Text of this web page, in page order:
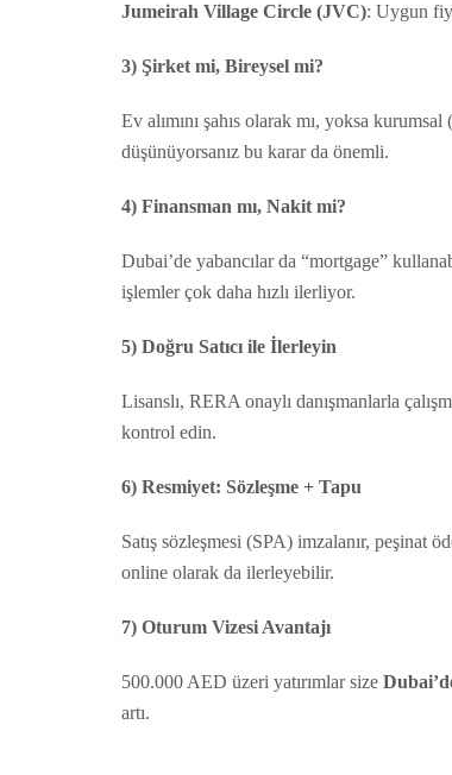
Jumeirah Village Circle (JVC): Uygun
3) Şirket mi, Bireysel mi?
Ev alımını şahıs olarak mı, yoksa
düşünüyorsanız bu karar da önemli.
4) Finansman mı, Nakit mi?
Dubai’de yabancılar da “mortgage”
işlemler çok daha hızlı ilerliyor.
5) Doğru Satıcı ile İlerleyin
Lisanslı, RERA onaylı danışmanlarla
kontrol edin.
6) Resmiyet: Sözleşme + Tapu
Satış sözleşmesi (SPA) imzalanır, peşinat
online olarak da ilerleyebilir.
7) Oturum Vizesi Avantajı
500.000 AED üzeri yatırımlar size
artı.